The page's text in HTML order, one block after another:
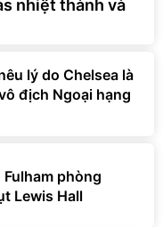
nhiệt thành và
lý do Chelsea là
địch Ngoại hạng
phòng
Lewis Hall